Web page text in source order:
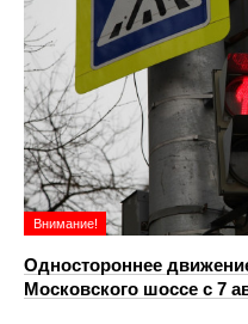
Внимание!
Одностороннее
Московского шоссе с 7